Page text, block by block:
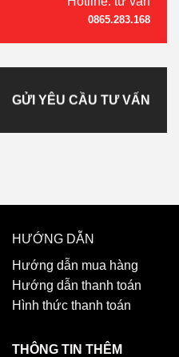
0865.283.168
GỬI YÊU CẦU TƯ VẤN
HƯỚNG DẪN
Hướng dẫn mua hàng
Hướng dẫn thanh toán
Hình thức thanh toán
THÔNG TIN THÊM